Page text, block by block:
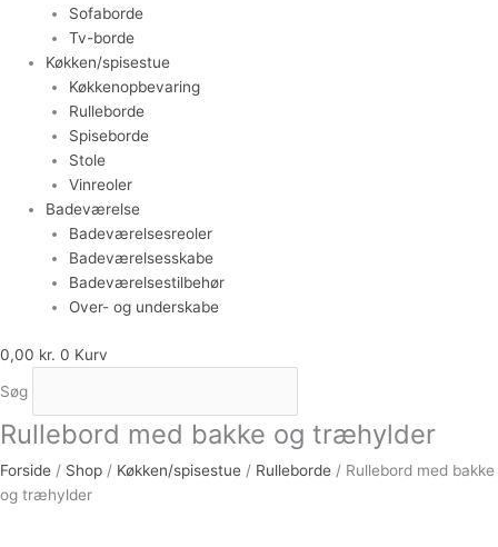
Sofaborde
Tv-borde
Køkken/spisestue
Køkkenopbevaring
Rulleborde
Spiseborde
Stole
Vinreoler
Badeværelse
Badeværelsesreoler
Badeværelsesskabe
Badeværelsestilbehør
Over- og underskabe
0,00 kr. 0 Kurv
Søg
Rullebord med bakke og træhylder
Forside / Shop / Køkken/spisestue / Rulleborde / Rullebord med bakke
og træhylder